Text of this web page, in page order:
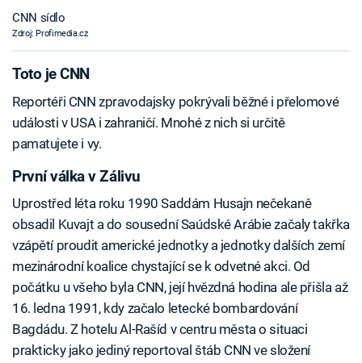
CNN sídlo
Zdroj: Profimedia.cz
Toto je CNN
Reportéři CNN zpravodajsky pokrývali běžné i přelomové
události v USA i zahraničí. Mnohé z nich si určitě
pamatujete i vy.
První válka v Zálivu
Uprostřed léta roku 1990 Saddám Husajn nečekaně
obsadil Kuvajt a do sousední Saúdské Arábie začaly takřka
vzápětí proudit americké jednotky a jednotky dalších zemí
mezinárodní koalice chystající se k odvetné akci. Od
počátku u všeho byla CNN, její hvězdná hodina ale přišla až
16. ledna 1991, kdy začalo letecké bombardování
Bagdádu. Z hotelu Al-Rašíd v centru města o situaci
prakticky jako jediný reportoval štáb CNN ve složení